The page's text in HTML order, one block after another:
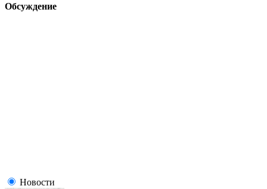
Обсуждение
Новости